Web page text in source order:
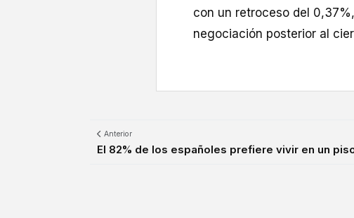
con un retroceso del
negociación posterior al
Anterior
El 82% de los españoles prefiere vivir en un